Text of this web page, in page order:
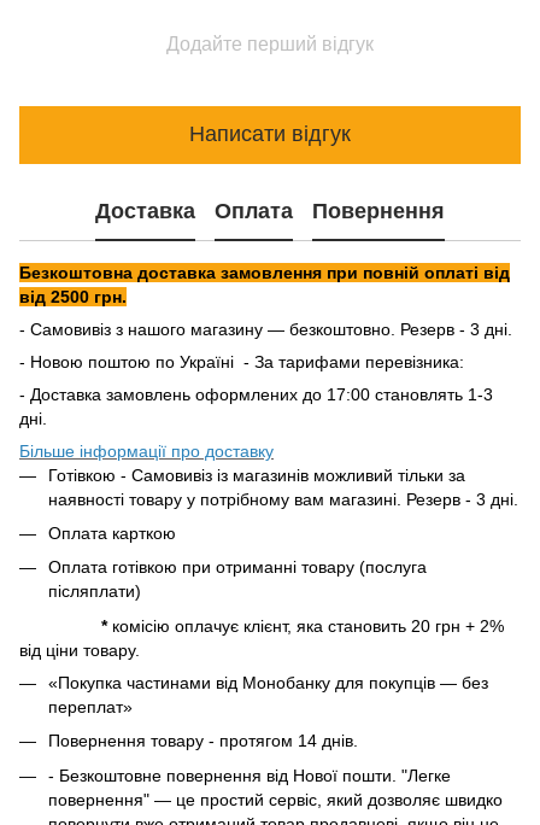
Додайте перший відгук
Написати відгук
Доставка Оплата Повернення
Безкоштовна доставка замовлення при повній оплаті від
від 2500 грн.
- Самовивіз з нашого магазину — безкоштовно. Резерв - 3 дні.
- Новою поштою по Україні - За тарифами перевізника:
- Доставка замовлень оформлених до 17:00 становлять 1-3
дні.
Більше інформації про доставку
Готівкою - Самовивіз із магазинів можливий тільки за
наявності товару у потрібному вам магазині. Резерв - 3 дні.
Оплата карткою
Оплата готівкою при отриманні товару (послуга
післяплати)
* комісію оплачує клієнт, яка становить 20 грн + 2%
від ціни товару.
«Покупка частинами від Монобанку для покупців — без
переплат»
Повернення товару - протягом 14 днів.
- Безкоштовне повернення від Нової пошти. "Легке
повернення" — це простий сервіс, який дозволяє швидко